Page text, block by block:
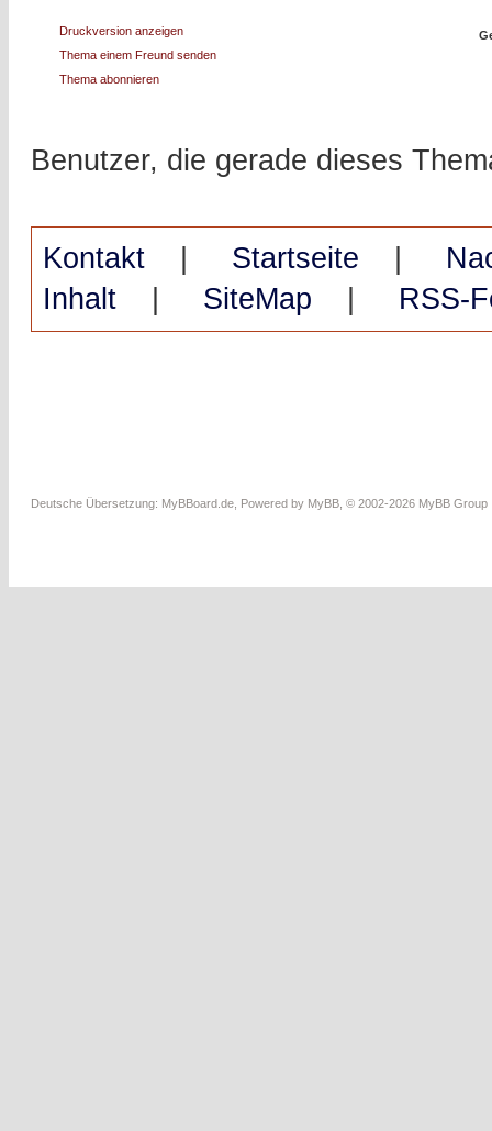
Druckversion anzeigen
Thema einem Freund senden
Thema abonnieren
Benutzer, die gerade dieses
Kontakt Startseite
Inhalt
SiteMap RSS-
Deutsche Übersetzung: MyBBoard.de , Powered by MyBB , © 2002-2026 MyBB Group